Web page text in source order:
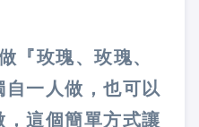
『玫瑰、玫瑰、
一人做，也可以
這個簡單方式讓